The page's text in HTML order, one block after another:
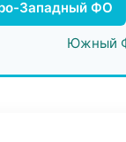
Западный ФО
Южный